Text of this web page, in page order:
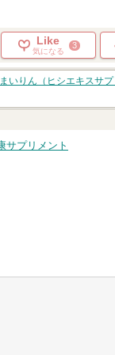
Like
気になる
3
いりん（ヒシエキスサプ
サプリメント